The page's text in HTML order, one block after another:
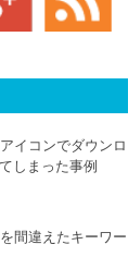
イコンでダウンロ
しまった事例
間違えたキーワー